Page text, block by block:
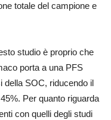
totale del campione e
studio è proprio che
porta a una PFS
della SOC, riducendo il
Per quanto riguarda
con quelli degli studi